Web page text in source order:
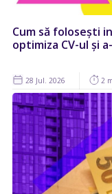
Cum să folosești
optimiza CV-ul și
28 Jul. 2026 2